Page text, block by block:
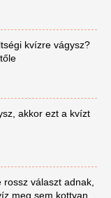
kvízre vágysz?
akkor ezt a kvízt
választ adnak,
meg sem kottyan